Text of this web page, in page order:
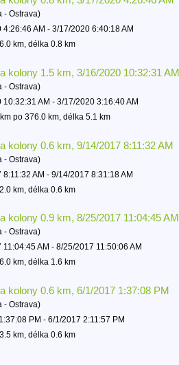
- Ostrava)
4:26:46 AM - 3/17/2020 6:40:18 AM
km, délka 0.8 km
kolony 1.5 km, 3/16/2020 10:32:31 AM
- Ostrava)
10:32:31 AM - 3/17/2020 3:16:40 AM
po 376.0 km, délka 5.1 km
kolony 0.6 km, 9/14/2017 8:11:32 AM
- Ostrava)
8:11:32 AM - 9/14/2017 8:31:18 AM
km, délka 0.6 km
kolony 0.9 km, 8/25/2017 11:04:45 AM
- Ostrava)
11:04:45 AM - 8/25/2017 11:50:06 AM
km, délka 1.6 km
kolony 0.6 km, 6/1/2017 1:37:08 PM
- Ostrava)
PM - 6/1/2017 2:11:57 PM
km, délka 0.6 km